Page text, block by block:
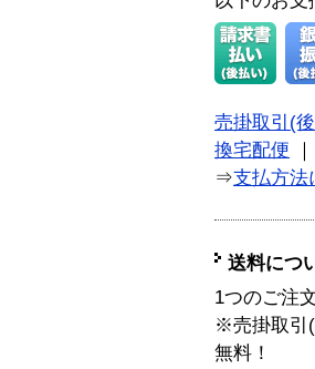
売掛取引(
換宅配便
⇒支払方法
送料につ
1つのご注
※売掛取引(
無料！